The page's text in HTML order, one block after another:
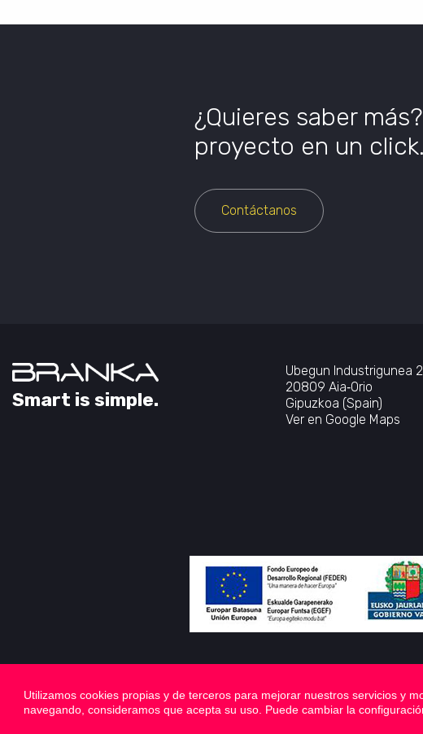
¿Quieres saber
proyecto en un click.
Contáctanos
Smart is simple.
Utilizamos cookies propias y de terceros para mejorar nuestros servicios y
navegando, consideramos que acepta su uso. Puede cambiar la
Ubegun Industrigunea
20809 Aia‐Orio
Gipuzkoa (Spain)
Ver en Google Maps